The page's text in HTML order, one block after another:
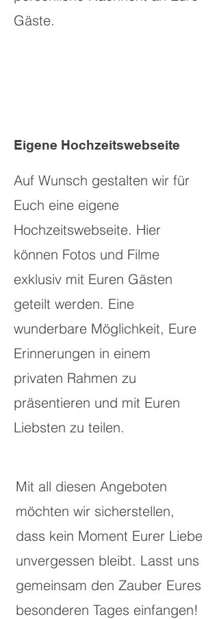
Gäste.
Eigene Hochzeitswebseite
Auf Wunsch gestalten wir für
Euch eine eigene
Hochzeitswebseite. Hier
können Fotos und Filme
exklusiv mit Euren Gästen
geteilt werden. Eine
wunderbare Möglichkeit, Eure
Erinnerungen in einem
privaten Rahmen zu
präsentieren und mit Euren
Liebsten zu teilen.
Mit all diesen Angeboten
möchten wir sicherstellen,
dass kein Moment Eurer Liebe
unvergessen bleibt. Lasst uns
gemeinsam den Zauber Eures
besonderen Tages einfangen!